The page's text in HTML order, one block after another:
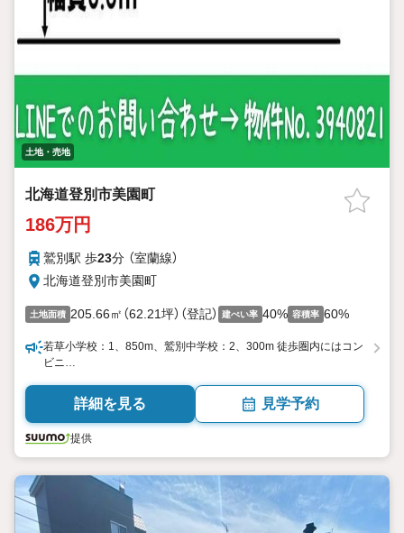
土地・売地
北海道登別市美園町
186万円
鷲別駅 歩23分 （室蘭線）
北海道登別市美園町
土地面積 205.66㎡（62.21坪）（登記） 建ぺい率 40% 容積率 60%
若草小学校：1、850m、鷲別中学校：2、300m 徒歩圏内にはコン
ビニ…
詳細を見る 見学予約
提供